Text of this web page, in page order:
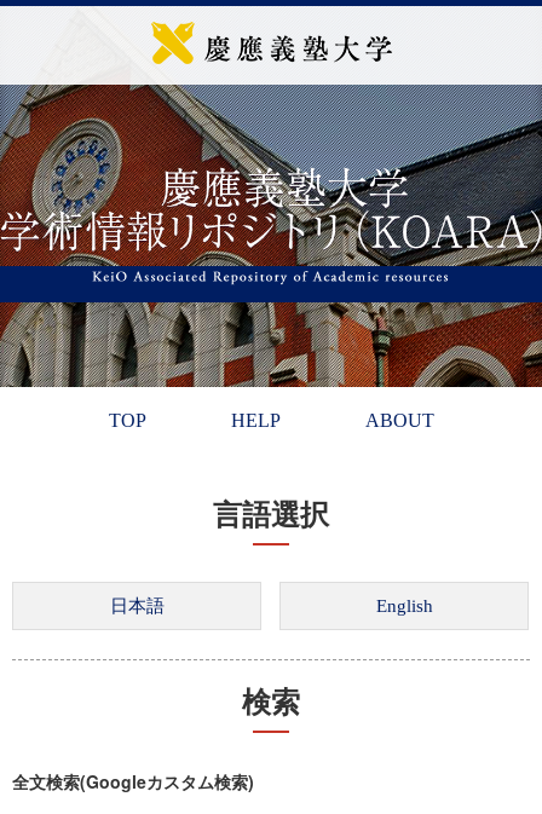
TOP HELP ABOUT
言語選択
検索
全文検索(Googleカスタム検索)